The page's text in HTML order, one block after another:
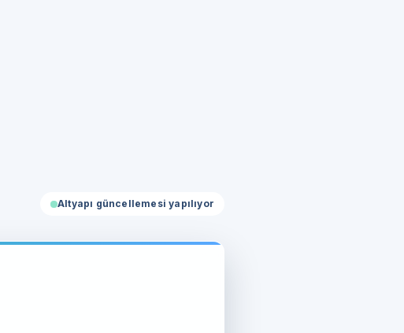
Altyapı güncellemesi yapılıyor